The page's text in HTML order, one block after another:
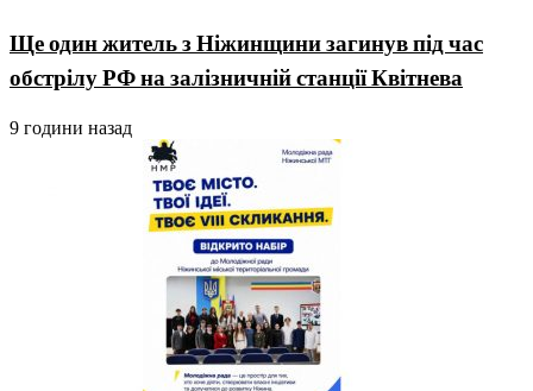
Ще один житель з Ніжинщини загинув під час
обстрілу РФ на залізничній станції Квітнева
9 години назад